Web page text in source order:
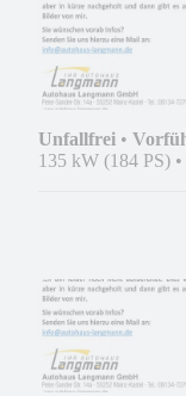
Unfallfrei •
135 kW (184 PS) •